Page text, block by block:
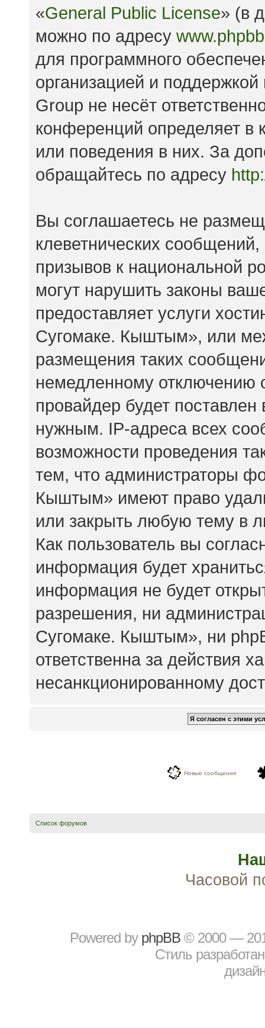
«General Public License» (в
можно по адресу
для программного
организацией и
Group не несёт
конференций определяет в
или поведения в них. За
обращайтесь по адресу
Вы соглашаетесь не
клеветнических
призывов к национальной
могут нарушить законы
предоставляет услуги
Сугомаке. Кыштым», или
размещения таких
немедленному отключению
провайдер будет
нужным. IP-адреса всех
возможности проведения
тем, что администраторы
Кыштым» имеют право
или закрыть любую тему в
Как пользователь вы
информация будет
информация не будет
разрешения, ни
Сугомаке. Кыштым», ни
ответственна за действия
несанкционированному
Новые сообщения
Список форумов
Часовой
Powered by рhрBВ © 2000 —
Стиль